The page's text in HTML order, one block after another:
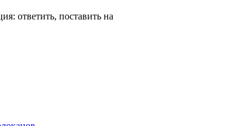
ответить, поставить на